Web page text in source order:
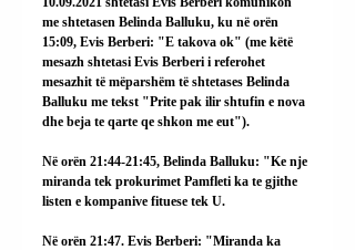
me shtetasen Belinda Balluku, ku në orën
15:09, Evis Berberi: "E takova ok" (me këtë
mesazh shtetasi Evis Berberi i referohet
mesazhit të mëparshëm të shtetases Belinda
Balluku me tekst "Prite pak ilir shtufin e nova
dhe beja te qarte qe shkon me eut").
Në orën 21:44-21:45, Belinda Balluku: "Ke nje
miranda tek prokurimet Pamfleti ka te gjithe
listen e kompanive fituese tek U.
Në orën 21:47. Evis Berberi: "Miranda ka